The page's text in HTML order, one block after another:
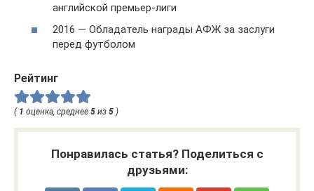
английской премьер-лиги
2016 — Обладатель награды АФЖ за заслуги
перед футболом
Рейтинг
( 1 оценка, среднее 5 из 5 )
Понравилась статья? Поделиться с
друзьями: